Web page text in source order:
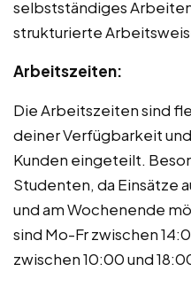
selbstständiges
strukturierte
Arbeitszeiten:
Die Arbeitszeiten sind
deiner Verfügbarkeit
Kunden eingeteilt.
Studenten, da Einsätze
und am Wochenende
sind Mo-Fr zwischen
zwischen 10:00 und